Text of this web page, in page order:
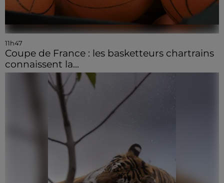
11h47
Coupe de France : les basketteurs chartrains
connaissent la...